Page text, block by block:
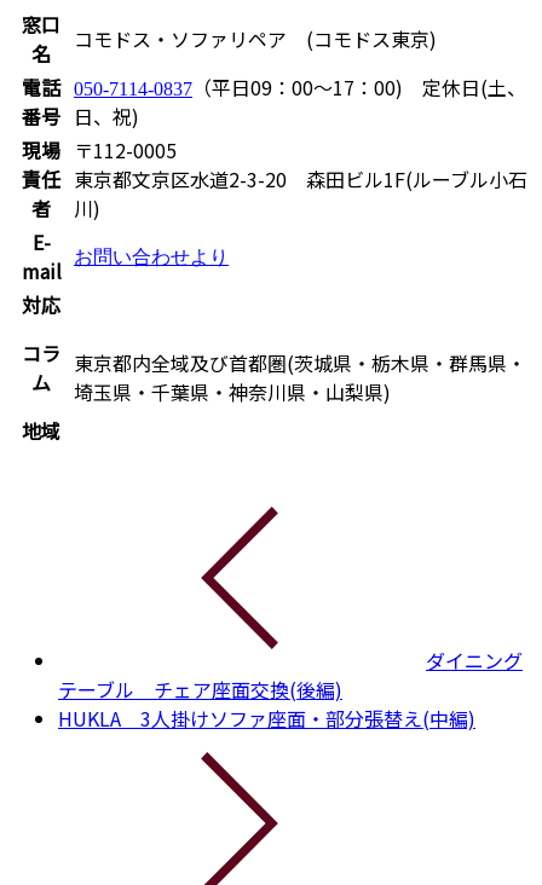
窓口
名
コモドス・ソファリペア (コモドス東京)
電話
番号
050-7114-0837
（平日09：00～17：00) 定休日(土、
日、祝)
現場
責任
者
〒112-0005
東京都文京区水道2-3-20 森田ビル1F(ルーブル小石
川)
E-
mail
お問い合わせより
対応
コラ
ム
地域
東京都内全域及び首都圏(茨城県・栃木県・群馬県・
埼玉県・千葉県・神奈川県・山梨県)
ダイニング
テーブル チェア座面交換(後編)
HUKLA 3人掛けソファ座面・部分張替え(中編)